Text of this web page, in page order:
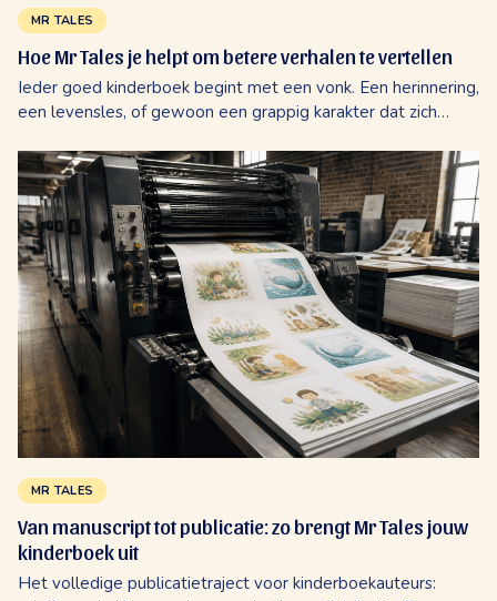
MR TALES
Hoe Mr Tales je helpt om betere verhalen te vertellen
Ieder goed kinderboek begint met een vonk. Een herinnering,
een levensles, of gewoon een grappig karakter dat zich
Misschien fluister je het...
MR TALES
Van manuscript tot publicatie: zo brengt Mr Tales jouw
kinderboek uit
Het volledige publicatietraject voor kinderboekauteurs: